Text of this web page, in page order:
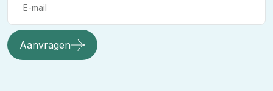
Aanvragen